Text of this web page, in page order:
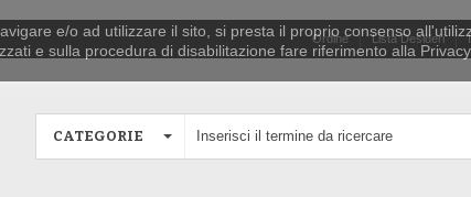
Lista Desideri
Ordine
CATEGORIE
e/o ad utilizzare il sito, si presta il proprio consenso
e sulla procedura di disabilitazione fare riferimento alla Privacy